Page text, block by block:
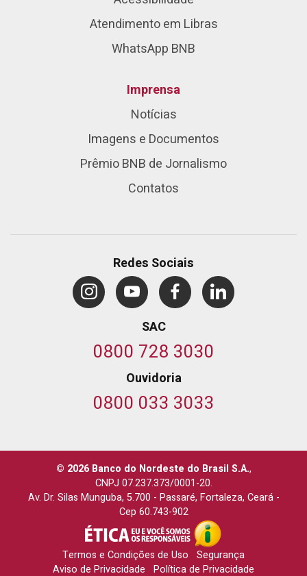
Atendimento em Libras
WhatsApp BNB
Imprensa
Notícias
Imagens e Documentos
Prêmio BNB de Jornalismo
Contatos
Redes Sociais
SAC
0800 728 3030
Ouvidoria
0800 033 3033
© 2026 Banco do Nordeste do Brasil S.A.,
CNPJ 07.237.373/0001-20.
Av. Dr. Silas Munguba, 5.700 - Passaré, Fortaleza, Ceará-
Cep 60.743-902
Termos e Condições de Uso
Segurança
Aviso de Privacidade
Política de Privacidade